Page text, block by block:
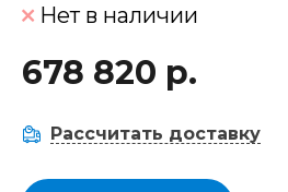
Нет в наличии
678 820 р.
Рассчитать доставку